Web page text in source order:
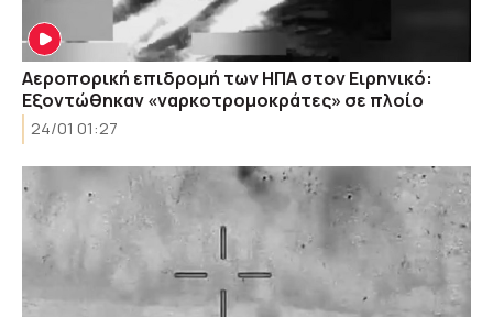
Αεροπορική επιδρομή των ΗΠΑ στον Ειρηνικό:
Εξοντώθηκαν «ναρκοτρομοκράτες» σε πλοίο
24/01 01:27